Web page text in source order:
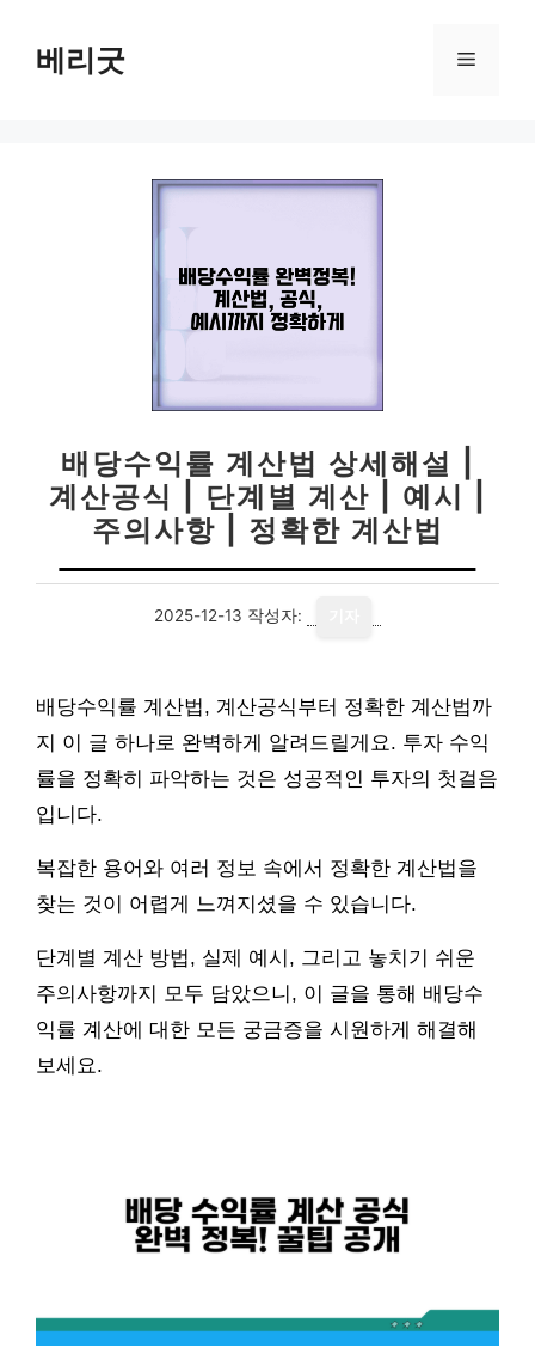
베리굿 메
배당수익률 계산법 상세해설 |
계산공식 | 단계별 계산 | 예시 |
주의사항 | 정확한 계산법
2025-12-13 작성자:
배당수익률 계산법, 계산공식부터 정확한 계산법까
지 이 글 하나로 완벽하게 알려드릴게요. 투자 수익
률을 정확히 파악하는 것은 성공적인 투자의 첫걸음
입니다.
복잡한 용어와 여러 정보 속에서 정확한 계산법을
찾는 것이 어렵게 느껴지셨을 수 있습니다.
단계별 계산 방법, 실제 예시, 그리고 놓치기 쉬운
주의사항까지 모두 담았으니, 이 글을 통해 배당수
익률 계산에 대한 모든 궁금증을 시원하게 해결해
보세요.